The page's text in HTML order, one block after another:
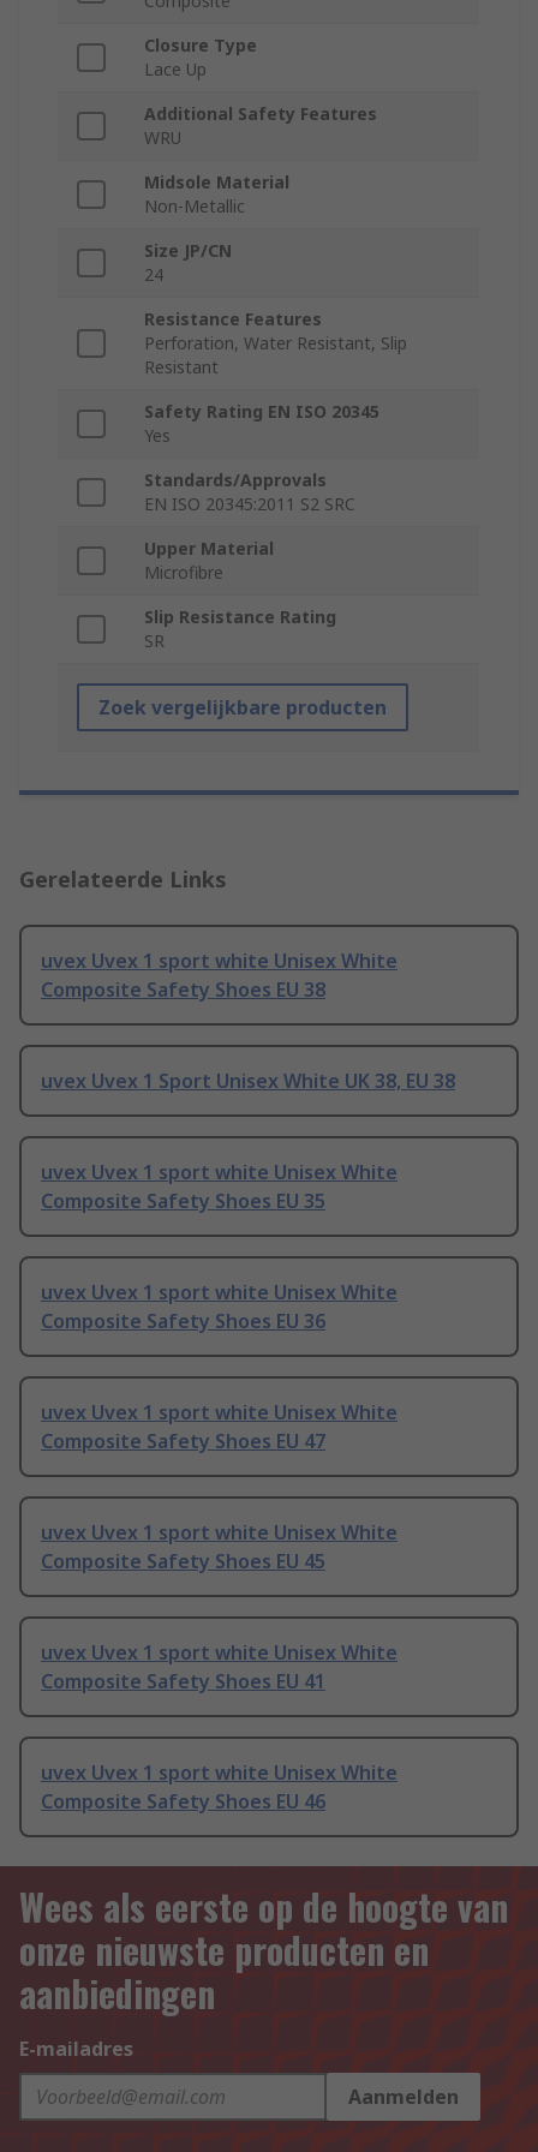
Closure Type
Lace Up
Additional Safety Features
WRU
Midsole Material
Non-Metallic
Size JP/CN
24
Resistance Features
Perforation, Water Resistant, Slip
Resistant
Safety Rating EN ISO 20345
Yes
Standards/Approvals
EN ISO 20345:2011 S2 SRC
Upper Material
Microfibre
Slip Resistance Rating
SR
Zoek vergelijkbare producten
Gerelateerde Links
uvex Uvex 1 sport white Unisex White
Composite Safety Shoes EU 38
uvex Uvex 1 Sport Unisex White UK 38, EU 38
uvex Uvex 1 sport white Unisex White
Composite Safety Shoes EU 35
uvex Uvex 1 sport white Unisex White
Composite Safety Shoes EU 36
uvex Uvex 1 sport white Unisex White
Composite Safety Shoes EU 47
uvex Uvex 1 sport white Unisex White
Composite Safety Shoes EU 45
uvex Uvex 1 sport white Unisex White
Composite Safety Shoes EU 41
uvex Uvex 1 sport white Unisex White
Composite Safety Shoes EU 46
Wees als eerste op de hoogte van
onze nieuwste producten en
aanbiedingen
E-mailadres
Aanmelden